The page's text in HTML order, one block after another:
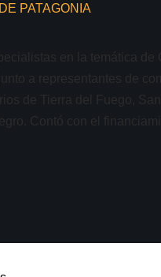
PATAGONIA
en la temática de
a representantes de
de Tierra del Fuego,
Contó con el